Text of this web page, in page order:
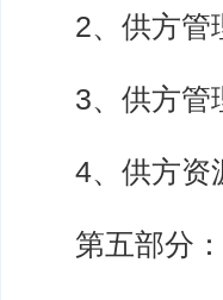
2、供方管
3、供方管
4、供方资
第五部分：